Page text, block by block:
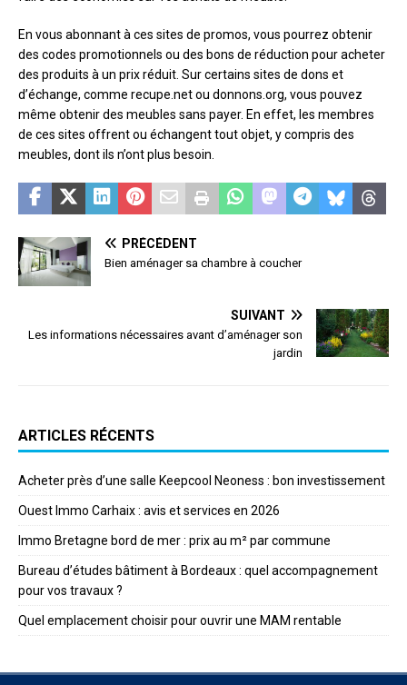
En vous abonnant à ces sites de promos, vous pourrez obtenir
des codes promotionnels ou des bons de réduction pour acheter
des produits à un prix réduit. Sur certains sites de dons et
d’échange, comme recupe.net ou donnons.org, vous pouvez
même obtenir des meubles sans payer. En effet, les membres
de ces sites offrent ou échangent tout objet, y compris des
meubles, dont ils n’ont plus besoin.
PRÉCÉDENT
Bien aménager sa chambre à coucher
SUIVANT
Les informations nécessaires avant d’aménager son
jardin
ARTICLES RÉCENTS
Acheter près d’une salle Keepcool Neoness : bon investissement
Ouest Immo Carhaix : avis et services en 2026
Immo Bretagne bord de mer : prix au m² par commune
Bureau d’études bâtiment à Bordeaux : quel accompagnement
pour vos travaux ?
Quel emplacement choisir pour ouvrir une MAM rentable